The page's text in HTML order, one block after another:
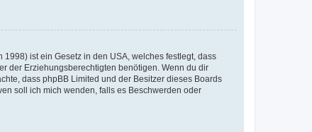
ist ein Gesetz in den USA, welches festlegt, dass
der Erziehungsberechtigten benötigen. Wenn du dir
dass phpBB Limited und der Besitzer dieses Boards
soll ich mich wenden, falls es Beschwerden oder